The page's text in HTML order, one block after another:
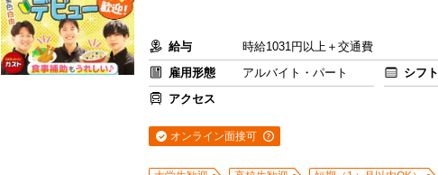
給与
時給1031円以上＋交通費
雇用形態
アルバイト・パート シフト
アクセス
オンライン面接可